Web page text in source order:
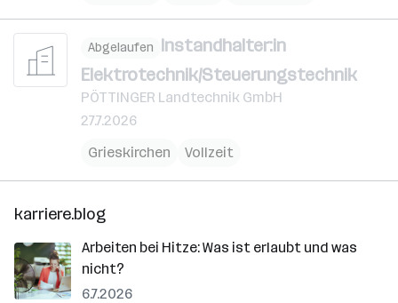
Abgelaufen Instandhalter:in
Elektrotechnik/Steuerungstechnik
PÖTTINGER Landtechnik GmbH
27.7.2026
Grieskirchen
Vollzeit
karriere.blog
Arbeiten bei Hitze: Was ist erlaubt und was
nicht?
6.7.2026